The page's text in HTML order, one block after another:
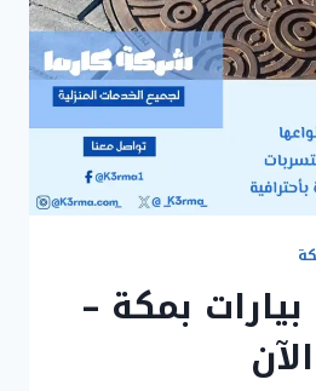
بمكة –